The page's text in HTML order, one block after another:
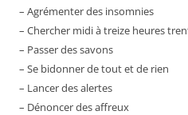
– Agrémenter des insomnies
– Chercher midi à treize heures
– Passer des savons
– Se bidonner de tout et de rien
– Lancer des alertes
– Dénoncer des affreux